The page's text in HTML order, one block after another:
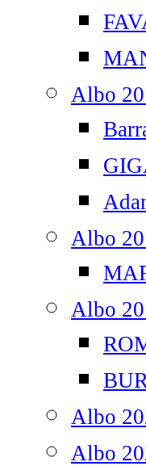
Albo
Albo
Albo
Albo
Albo